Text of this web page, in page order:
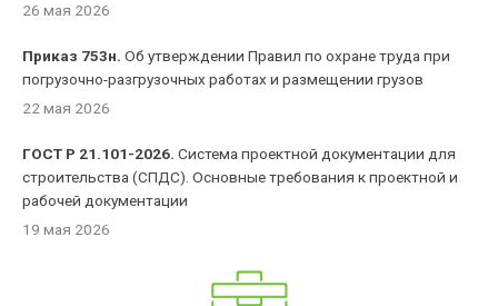
26 мая 2026
Приказ 753н. Об утверждении Правил по охране труда при
погрузочно-разгрузочных работах и размещении грузов
22 мая 2026
ГОСТ Р 21.101-2026. Система проектной документации для
строительства (СПДС). Основные требования к проектной и
рабочей документации
19 мая 2026